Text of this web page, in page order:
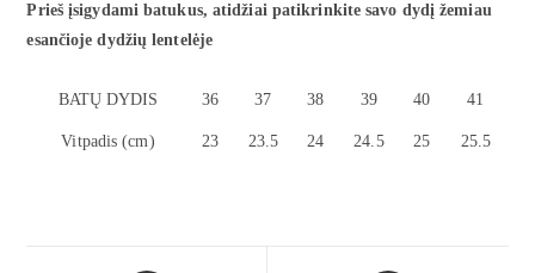
Prieš įsigydami batukus, atidžiai patikrinkite savo dydį žemiau
esančioje dydžių lentelėje
BATŲ DYDIS 36 37 38 39 40 41
Vitpadis (cm) 23 23.5 24 24.5 25 25.5